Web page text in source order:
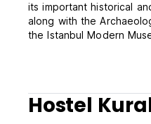
its important historical
along with the
the Istanbul Modern
Hostel